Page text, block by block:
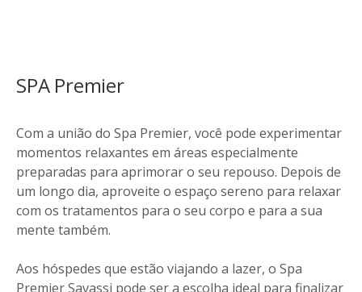
SPA Premier
Com a união do Spa Premier, você pode experimentar
momentos relaxantes em áreas especialmente
preparadas para aprimorar o seu repouso. Depois de
um longo dia, aproveite o espaço sereno para relaxar
com os tratamentos para o seu corpo e para a sua
mente também.
Aos hóspedes que estão viajando a lazer, o Spa
Premier Savassi pode ser a escolha ideal para finalizar